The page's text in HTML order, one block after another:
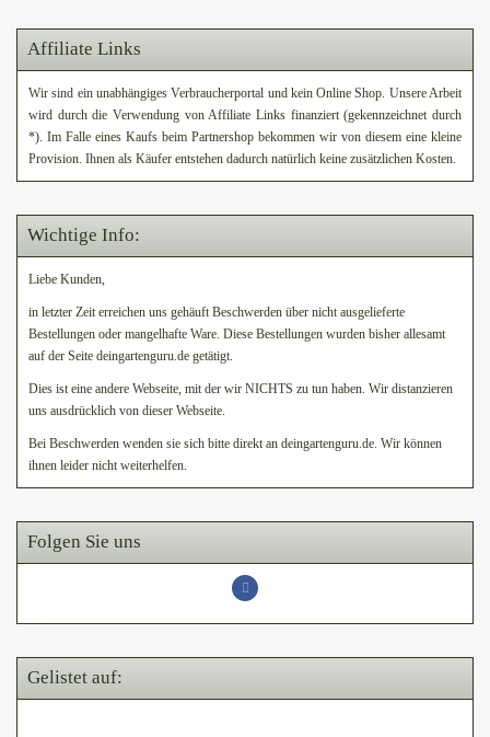
Affiliate Links
Wir sind ein unabhängiges Verbraucherportal und kein Online Shop. Unsere Arbeit
wird durch die Verwendung von Affiliate Links finanziert (gekennzeichnet durch
*). Im Falle eines Kaufs beim Partnershop bekommen wir von diesem eine kleine
Provision. Ihnen als Käufer entstehen dadurch natürlich keine zusätzlichen Kosten.
Wichtige Info:
Liebe Kunden,
in letzter Zeit erreichen uns gehäuft Beschwerden über nicht ausgelieferte
Bestellungen oder mangelhafte Ware. Diese Bestellungen wurden bisher allesamt
auf der Seite deingartenguru.de getätigt.
Dies ist eine andere Webseite, mit der wir NICHTS zu tun haben. Wir distanzieren
uns ausdrücklich von dieser Webseite.
Bei Beschwerden wenden sie sich bitte direkt an deingartenguru.de. Wir können
ihnen leider nicht weiterhelfen.
Folgen Sie uns
Gelistet auf: